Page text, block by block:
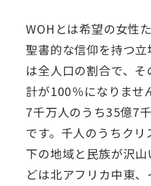
WOHとは希望の女性
聖書的な信仰を持つ
は全人口の割合で、
計が100％になりませ
7千万人のうち35億7
です。千人のうちク
下の地域と民族が沢
どは北アフリカ中東